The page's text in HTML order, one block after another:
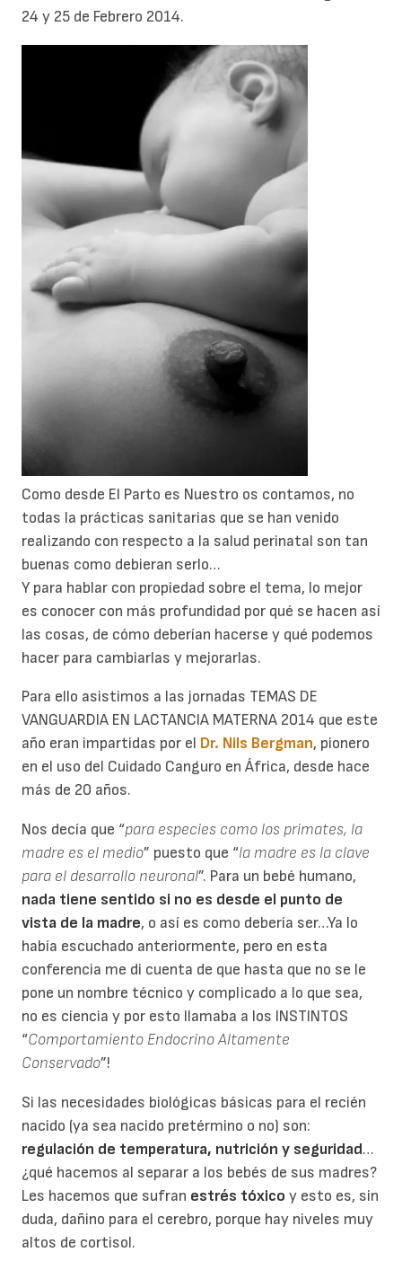
24 y 25 de Febrero 2014.
Como desde El Parto es Nuestro os contamos, no
todas la prácticas sanitarias que se han venido
realizando con respecto a la salud perinatal son tan
buenas como debieran serlo…
Y para hablar con propiedad sobre el tema, lo mejor
es conocer con más profundidad por qué se hacen así
las cosas, de cómo deberían hacerse y qué podemos
hacer para cambiarlas y mejorarlas.
Para ello asistimos a las jornadas TEMAS DE
VANGUARDIA EN LACTANCIA MATERNA 2014 que este
año eran impartidas por el Dr. Nils Bergman, pionero
en el uso del Cuidado Canguro en África, desde hace
más de 20 años.
Nos decía que “para especies como los primates, la
madre es el medio” puesto que “la madre es la clave
para el desarrollo neuronal”. Para un bebé humano,
nada tiene sentido si no es desde el punto de
vista de la madre, o así es como debería ser…Ya lo
había escuchado anteriormente, pero en esta
conferencia me di cuenta de que hasta que no se le
pone un nombre técnico y complicado a lo que sea,
no es ciencia y por esto llamaba a los INSTINTOS
“Comportamiento Endocrino Altamente
Conservado”!
Si las necesidades biológicas básicas para el recién
nacido (ya sea nacido pretérmino o no) son:
regulación de temperatura, nutrición y seguridad…
¿qué hacemos al separar a los bebés de sus madres?
Les hacemos que sufran estrés tóxico y esto es, sin
duda, dañino para el cerebro, porque hay niveles muy
altos de cortisol.